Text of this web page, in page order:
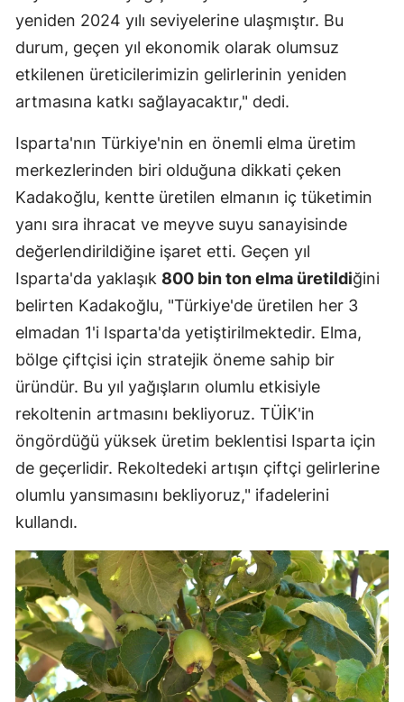
yeniden 2024 yılı seviyelerine ulaşmıştır. Bu
durum, geçen yıl ekonomik olarak olumsuz
etkilenen üreticilerimizin gelirlerinin yeniden
artmasına katkı sağlayacaktır," dedi.
Isparta'nın Türkiye'nin en önemli elma üretim
merkezlerinden biri olduğuna dikkati çeken
Kadakoğlu, kentte üretilen elmanın iç tüketimin
yanı sıra ihracat ve meyve suyu sanayisinde
değerlendirildiğine işaret etti. Geçen yıl
Isparta'da yaklaşık 800 bin ton elma üretildiğini
belirten Kadakoğlu, "Türkiye'de üretilen her 3
elmadan 1'i Isparta'da yetiştirilmektedir. Elma,
bölge çiftçisi için stratejik öneme sahip bir
üründür. Bu yıl yağışların olumlu etkisiyle
rekoltenin artmasını bekliyoruz. TÜİK'in
öngördüğü yüksek üretim beklentisi Isparta için
de geçerlidir. Rekoltedeki artışın çiftçi gelirlerine
olumlu yansımasını bekliyoruz," ifadelerini
kullandı.